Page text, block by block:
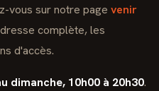
vous sur notre page venir
complète, les
d'accès.
dimanche, 10h00 à 20h30.